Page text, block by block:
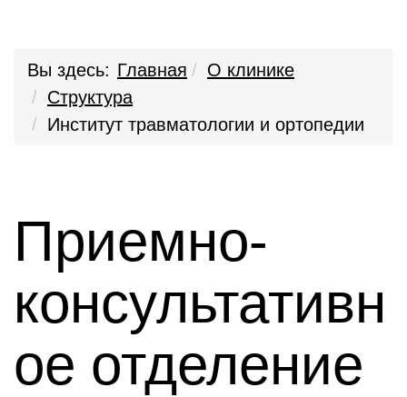
Вы здесь: Главная
О клинике
Структура
Институт травматологии и ортопедии
Приемно-
консультативн
ое отделение